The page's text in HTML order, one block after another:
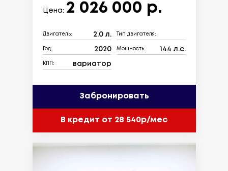
Цена: 2 026 000 р.
Двигатель: 2.0 л. Тип двигателя:
Год: 2020 Мощность: 144 л.с.
КПП: вариатор
Забронировать
В кредит от 28 540р/мес